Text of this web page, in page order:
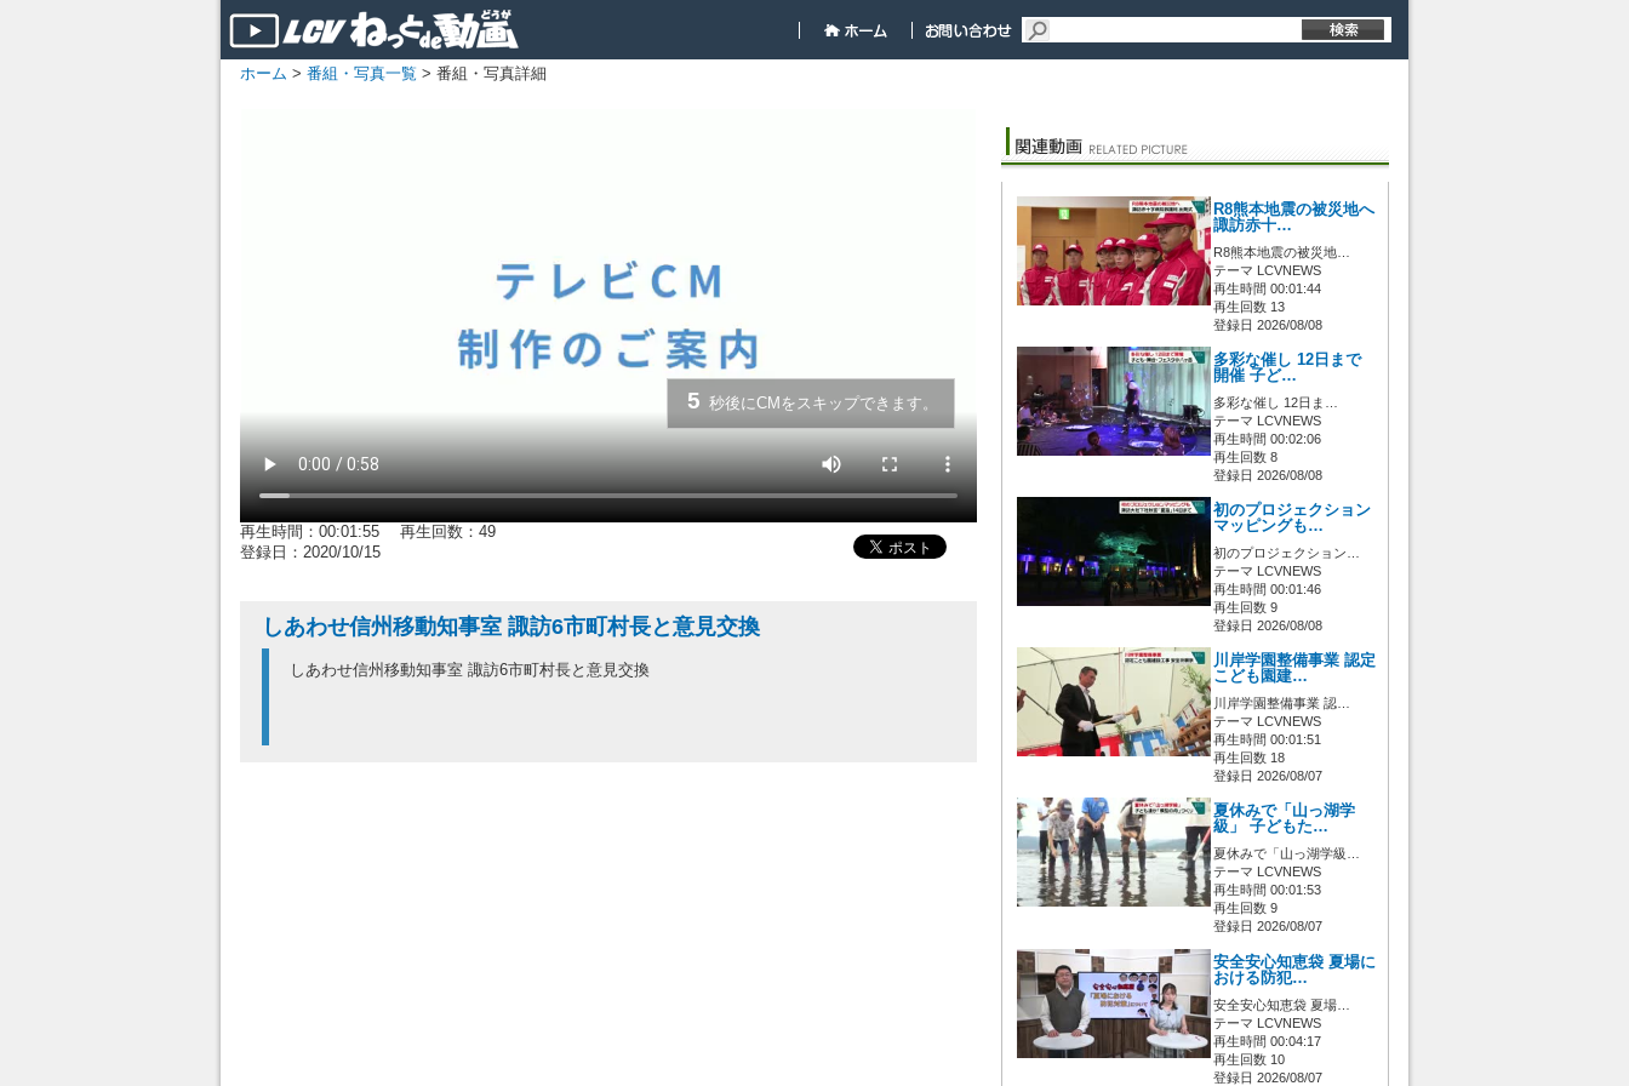
ホーム > 番組・写真一覧 > 番組・写真詳細
5 秒後にCMをスキップできます。
再生時間：00:01:55 再生回数：49
登録日：2020/10/15
しあわせ信州移動知事室 諏訪6市町村長と意見交換
しあわせ信州移動知事室 諏訪6市町村長と意見交換
R8熊本地震の被災地へ
諏訪赤十…
R8熊本地震の被災地…
テーマ LCVNEWS
再生時間 00:01:44
再生回数 13
登録日 2026/08/08
多彩な催し 12日まで
開催 子ど…
多彩な催し 12日ま…
テーマ LCVNEWS
再生時間 00:02:06
再生回数 8
登録日 2026/08/08
初のプロジェクション
マッピングも…
初のプロジェクション…
テーマ LCVNEWS
再生時間 00:01:46
再生回数 9
登録日 2026/08/08
川岸学園整備事業 認定
こども園建…
川岸学園整備事業 認…
テーマ LCVNEWS
再生時間 00:01:51
再生回数 18
登録日 2026/08/07
夏休みで「山っ湖学
級」 子どもた…
夏休みで「山っ湖学級…
テーマ LCVNEWS
再生時間 00:01:53
再生回数 9
登録日 2026/08/07
安全安心知恵袋 夏場に
おける防犯…
安全安心知恵袋 夏場…
テーマ LCVNEWS
再生時間 00:04:17
再生回数 10
登録日 2026/08/07